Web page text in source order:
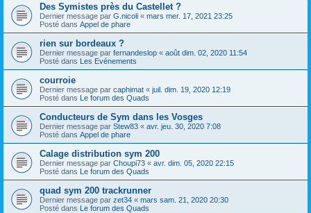
Des Symistes près du Castellet ?
Dernier message par G.nicoli « mars mer. 17, 2021 23:25
Posté dans Appel de phare
rien sur bordeaux ?
Dernier message par fernandeslop « août dim. 02, 2020 11:54
Posté dans Les Evénements
courroie
Dernier message par caphimat « juil. dim. 19, 2020 12:19
Posté dans Le forum des Quads
Conducteurs de Sym dans les Vosges
Dernier message par Stew83 « avr. jeu. 30, 2020 7:08
Posté dans Appel de phare
Calage distribution sym 200
Dernier message par Choupi73 « avr. dim. 05, 2020 22:15
Posté dans Le forum des Quads
quad sym 200 trackrunner
Dernier message par zet34 « mars sam. 21, 2020 20:30
Posté dans Le forum des Quads